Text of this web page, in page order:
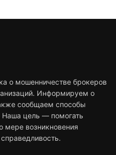
о мошенничестве брокеров
Информируем о
сообщаем способы
Наша цель — помогать
мере возникновения